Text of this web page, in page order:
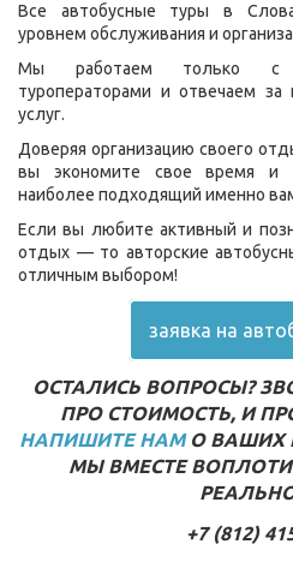
ВОПРОС - ОТВЕТ
О КОМПАНИИ
ОТЗЫВЫ
КОНТАКТЫ
Все автобусные туры в
уровнем обслуживания и
Мы работаем только с
туроператорами и отвечаем за
услуг.
Доверяя организацию своего
вы экономите свое время и
наиболее подходящий именно
Если вы любите активный и
отдых — то авторские
отличным выбором!
заявка на
ОСТАЛИСЬ ВОПРОСЫ?
ПРО СТОИМОСТЬ, И
НАПИШИТЕ НАМО ВАШИХ
МЫ ВМЕСТЕ
+7 (812)